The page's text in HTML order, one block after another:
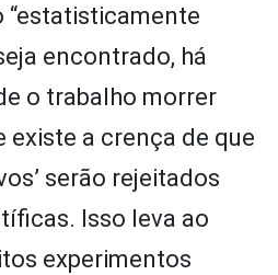
“estatisticamente
encontrado, há
o trabalho morrer
existe a crença de que
serão rejeitados
Isso leva ao
experimentos